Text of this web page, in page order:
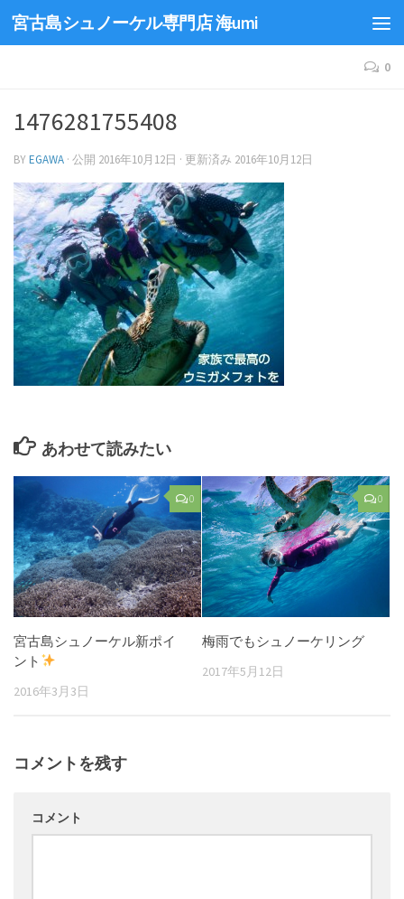
宮古島シュノーケル専門店 海umi
0
1476281755408
BYEGAWA · 公開 2016年10月12日 · 更新済み 2016年10月12日
あわせて読みたい
0
宮古島シュノーケル新ポイ
ント
2016年3月3日
0
梅雨でもシュノーケリング
2017年5月12日
コメントを残す
コメント